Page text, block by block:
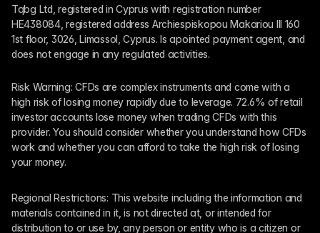
Tqbg Ltd, registered in Cyprus with registration number
HE438084, registered address Archiespiskopou Makariou III 160
1st floor, 3026, Limassol, Cyprus. Is apointed payment agent, and
does not engage in any regulated activities.
Risk Warning: CFDs are complex instruments and come with a
high risk of losing money rapidly due to leverage. 72.6% of retail
investor accounts lose money when trading CFDs with this
provider. You should consider whether you understand how CFDs
work and whether you can afford to take the high risk of losing
your money.
Regional Restrictions: This website including the information and
materials contained in it, is not directed at, or intended for
distribution to or use by, any person or entity who is a citizen or